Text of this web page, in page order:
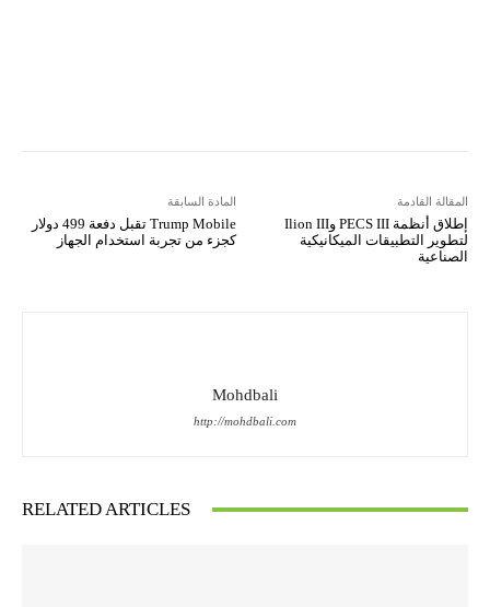
المادة السابقة
Trump Mobile تقبل دفعة 499 دولار
كجزء من تجربة استخدام الجهاز
المقالة القادمة
إطلاق أنظمة PECS III وIlion III
لتطوير التطبيقات الميكانيكية
الصناعية
Mohdbali
http://mohdbali.com
RELATED ARTICLES